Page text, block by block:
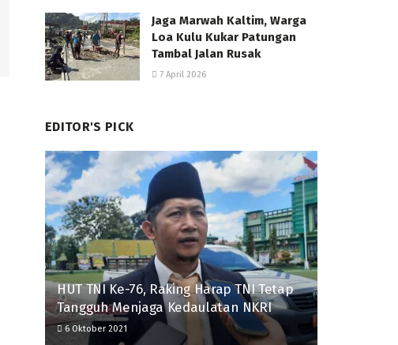
Jaga Marwah Kaltim, Warga
Loa Kulu Kukar Patungan
Tambal Jalan Rusak
7 April 2026
EDITOR'S PICK
HUT TNI Ke-76, Raking Harap TNI Tetap
Tangguh Menjaga Kedaulatan NKRI
6 Oktober 2021